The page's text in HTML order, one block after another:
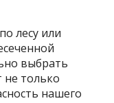
лесу или
выбрать
не только
нашего